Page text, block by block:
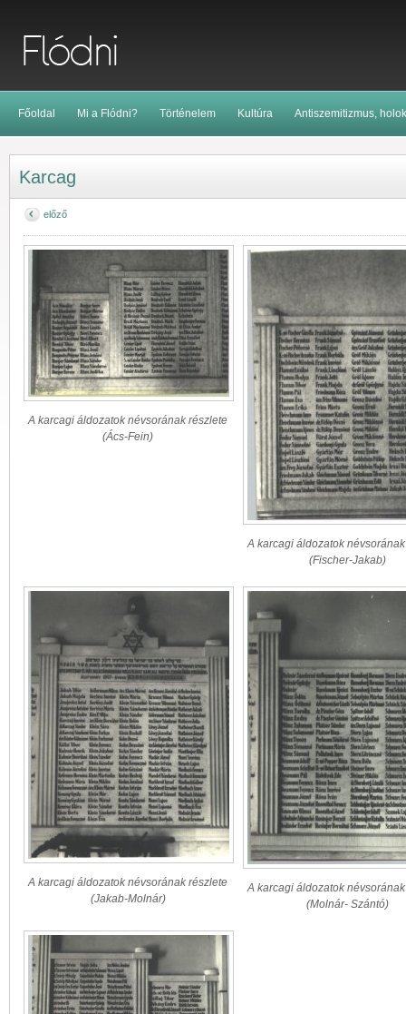
Főoldal Mi a Flódni? Történelem Kultúra Antiszemitizmus,
Karcag
előző
A karcagi áldozatok névsorának részlete
(Ács-Fein)
A karcagi áldozatok
(Fischer-Jakab)
A karcagi áldozatok névsorának részlete
(Jakab-Molnár)
A karcagi áldozatok
(Molnár- Szántó)